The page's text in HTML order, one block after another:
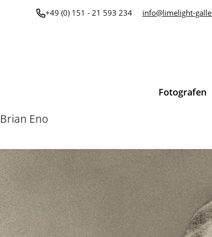
+49 (0) 151 - 21 593 234 info@limelight-
Fotografen
Brian Eno